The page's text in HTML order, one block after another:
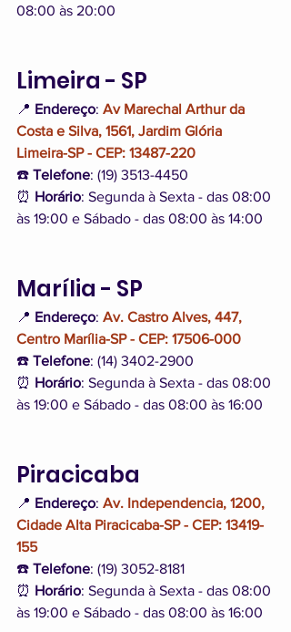
08:00 às 20:00
Limeira - SP
📍 Endereço: Av Marechal Arthur da
Costa e Silva, 1561, Jardim Glória
Limeira-SP - CEP: 13487-220
☎️ Telefone: (19) 3513-4450
⏰ Horário: Segunda à Sexta - das 08:00
às 19:00 e Sábado - das 08:00 às 14:00
Marília - SP
📍 Endereço: Av. Castro Alves, 447,
Centro Marília-SP - CEP: 17506-000
☎️ Telefone: (14) 3402-2900
⏰ Horário: Segunda à Sexta - das 08:00
às 19:00 e Sábado - das 08:00 às 16:00
Piracicaba
📍 Endereço: Av. Independencia, 1200,
Cidade Alta Piracicaba-SP - CEP: 13419-
155
☎️ Telefone: (19) 3052-8181
⏰ Horário: Segunda à Sexta - das 08:00
às 19:00 e Sábado - das 08:00 às 16:00